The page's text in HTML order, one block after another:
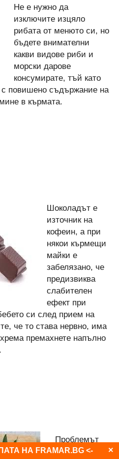
Не е нужно да
изключите изцяло
рибата от менюто си, но
бъдете внимателни
какви видове риби и
морски дарове
консумирате, тъй като
с повишено съдържание на
в кърмата.
Шоколадът е
източник на
кофеин, а при
някои кърмещи
майки е
забелязано, че
предизвиква
слабителен
ефект при
си след прием на
че то става нервно, има
премахнете напълно
Проблемът
при тези
НА FRAMAR.BG <- ×